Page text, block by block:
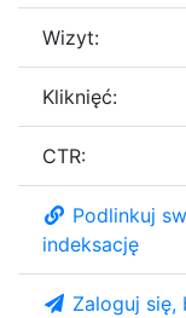
Wizyt:
Kliknięć:
CTR:
Podlinkuj
indeksację
Zaloguj